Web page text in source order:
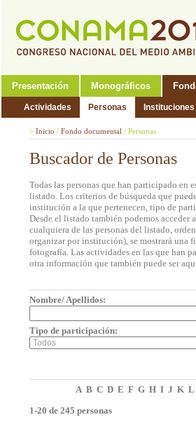
Presentación Monográficos
Actividades Personas Instituciones
> Inicio / Fondo documental / Personas
Buscador de Personas
Todas las personas que han participado en
listado. Los criterios de búsqueda que
institución a la que pertenecen, tipo de
Desde el listado también podemos
cualquiera de las personas del listado,
organizar por institución), se mostrará una
fotografía. Las actividades en las que han
otra información que también puede ser
Nombre/ Apellidos:
Tipo de participación:
A B C D E F G H I J K L
1-20 de 245 personas